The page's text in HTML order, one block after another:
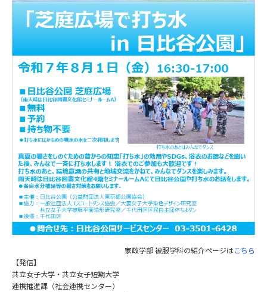
家政学部 被服学科の紹介ページはこちら
【発信】
共立女子大学・共立女子短期大学
連携推進課（社会連携センター）